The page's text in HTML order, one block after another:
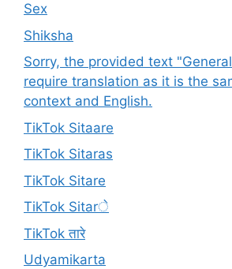
Sex
Shiksha
Sorry, the provided text
require translation as it is the
context and English.
TikTok Sitaare
TikTok Sitaras
TikTok Sitare
TikTok Sitarे
TikTok तारे
Udyamikarta